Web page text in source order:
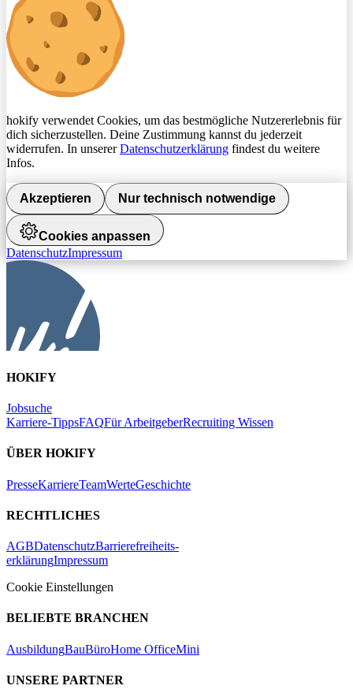
hokify verwendet Cookies, um das bestmögliche Nutzererlebnis für
dich sicherzustellen. Deine Zustimmung kannst du jederzeit
widerrufen. In unsererDatenschutzerklärung findest du weitere
Infos.
Akzeptieren Nur technisch notwendige
Cookies anpassen
DatenschutzImpressum
HOKIFY
Jobsuche
Karriere-TippsFAQFür ArbeitgeberRecruiting Wissen
ÜBER HOKIFY
PresseKarriereTeamWerteGeschichte
RECHTLICHES
AGBDatenschutzBarrierefreiheits-
erklärungImpressum
Cookie Einstellungen
BELIEBTE BRANCHEN
AusbildungBauBüroHome OfficeMini
UNSERE PARTNER